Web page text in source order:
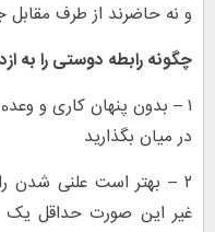
و نه حاضرند از طرف مقابل
چگونه رابطه دوستی را به
۱ – ﺑﺪون ﭘﻨﻬﺎن ﮐﺎری و
در ﻣﯿﺎن ﺑﮕﺬارﯾﺪ
۲ – ﺑﻬﺘﺮ اﺳﺖ ﻋﻠﻨﯽ ﺷﺪن
ﻏﯿﺮ اﯾﻦ ﺻﻮرت ﺣﺪاﻗﻞ